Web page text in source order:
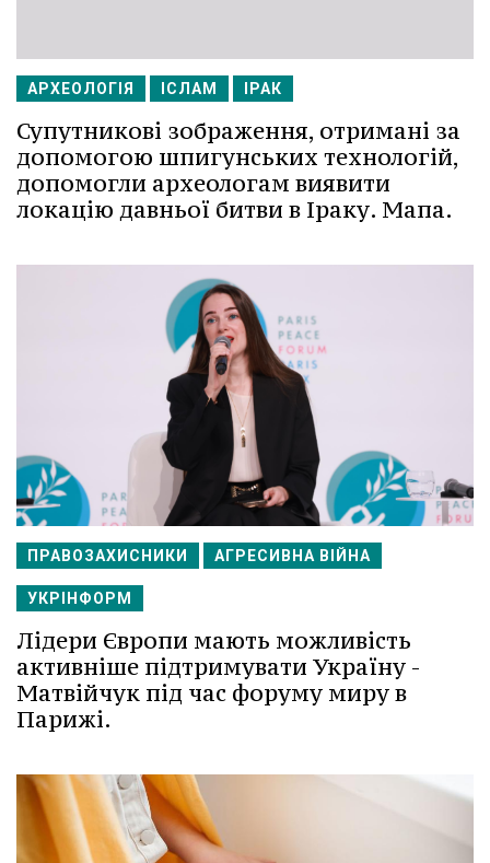
АРХЕОЛОГІЯ ІСЛАМ ІРАК
Супутникові зображення, отримані за
допомогою шпигунських технологій,
допомогли археологам виявити
локацію давньої битви в Іраку. Мапа.
ПРАВОЗАХИСНИКИ АГРЕСИВНА ВІЙНА
УКРІНФОРМ
Лідери Європи мають можливість
активніше підтримувати Україну -
Матвійчук під час форуму миру в
Парижі.